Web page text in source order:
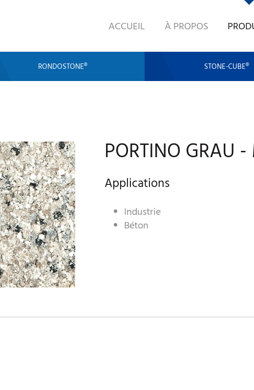
ACCUEIL À PROPOS
RONDOSTONE® STONE-CUBE®
PORTINO GRAU
Applications
Industrie
Béton